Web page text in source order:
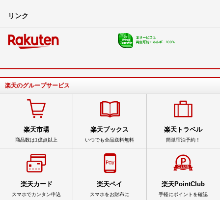
リンク
楽天のグループサービス
楽天市場
商品数は1億点以上
楽天ブックス
いつでも全品送料無料
楽天トラベル
簡単宿泊予約！
楽天カード
スマホでカンタン申込
楽天ペイ
スマホをお財布に
楽天PointClub
手軽にポイントを確認